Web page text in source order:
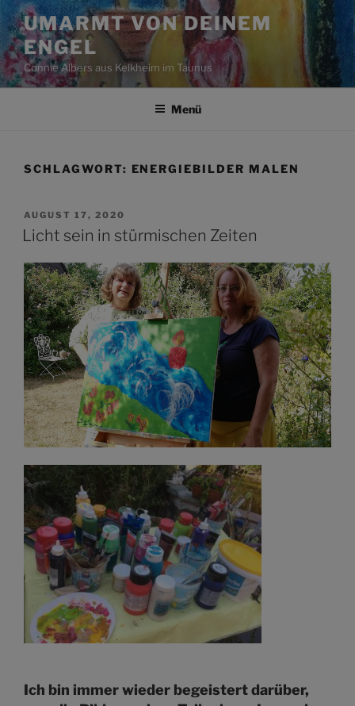
Zum
Inhalt
springen
UMARMT VON DEINEM
ENGEL
Connie Albers aus Kelkheim im Taunus
Menü
SCHLAGWORT: ENERGIEBILDER MALEN
VERÖFFENTLICHT
AM
AUGUST 17, 2020
Licht sein in stürmischen Zeiten
Ich bin immer wieder begeistert darüber,